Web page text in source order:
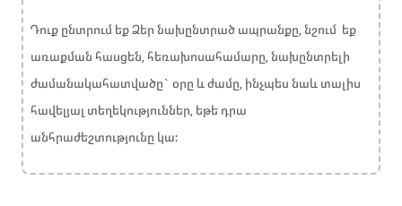
Դուք ընտրում եք Ձեր նախընտրած ապրանքը, նշում եք
առաքման հասցեն, հեռախոսահամարը, նախընտրելի
ժամանակահատվածը` օրը և ժամը, ինչպես նաև տալիս
հավելյալ տեղեկություններ, եթե դրա
անհրաժեշտությունը կա: